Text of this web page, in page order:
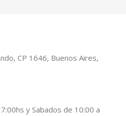
CP 1646, Buenos Aires,
y Sabados de 10:00 a